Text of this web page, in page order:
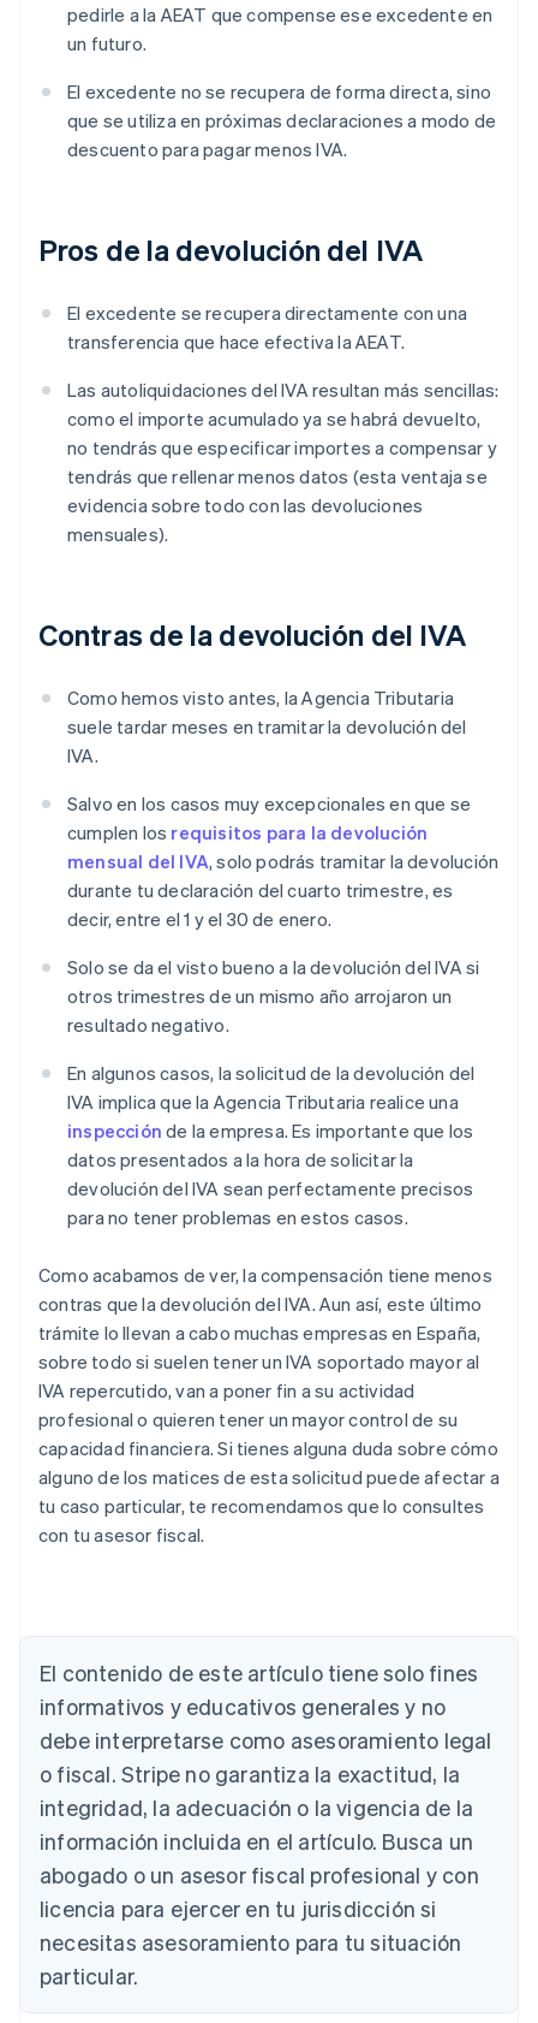
pedirle a la AEAT que compense ese excedente en
un futuro.
El excedente no se recupera de forma directa, sino
que se utiliza en próximas declaraciones a modo de
descuento para pagar menos IVA.
Pros de la devolución del IVA
El excedente se recupera directamente con una
transferencia que hace efectiva la AEAT.
Las autoliquidaciones del IVA resultan más sencillas:
como el importe acumulado ya se habrá devuelto,
no tendrás que especificar importes a compensar y
tendrás que rellenar menos datos (esta ventaja se
evidencia sobre todo con las devoluciones
mensuales).
Contras de la devolución del IVA
Como hemos visto antes, la Agencia Tributaria
suele tardar meses en tramitar la devolución del
IVA.
Salvo en los casos muy excepcionales en que se
cumplen los requisitos para la devolución
mensual del IVA, solo podrás tramitar la devolución
durante tu declaración del cuarto trimestre, es
decir, entre el 1 y el 30 de enero.
Solo se da el visto bueno a la devolución del IVA si
otros trimestres de un mismo año arrojaron un
resultado negativo.
En algunos casos, la solicitud de la devolución del
IVA implica que la Agencia Tributaria realice una
inspección de la empresa. Es importante que los
datos presentados a la hora de solicitar la
devolución del IVA sean perfectamente precisos
para no tener problemas en estos casos.
Como acabamos de ver, la compensación tiene menos
contras que la devolución del IVA. Aun así, este último
trámite lo llevan a cabo muchas empresas en España,
sobre todo si suelen tener un IVA soportado mayor al
IVA repercutido, van a poner fin a su actividad
profesional o quieren tener un mayor control de su
capacidad financiera. Si tienes alguna duda sobre cómo
alguno de los matices de esta solicitud puede afectar a
tu caso particular, te recomendamos que lo consultes
con tu asesor fiscal.
El contenido de este artículo tiene solo fines
informativos y educativos generales y no
debe interpretarse como asesoramiento legal
o fiscal. Stripe no garantiza la exactitud, la
integridad, la adecuación o la vigencia de la
información incluida en el artículo. Busca un
abogado o un asesor fiscal profesional y con
licencia para ejercer en tu jurisdicción si
necesitas asesoramiento para tu situación
particular.
Alemania
DeutschEnglish
Australia
English
Austria
Bélgica
NederlandsFrançaisDeutschEnglish
Brasil
Bulgaria